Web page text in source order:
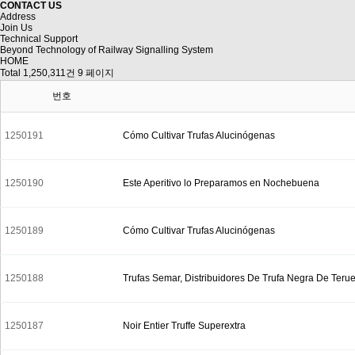
CONTACT US
Address
Join Us
Technical Support
Beyond Technology of Railway Signalling System
HOME
Total 1,250,311건 9 페이지
번호
1250191 Cómo Cultivar Trufas Alucinógenas
1250190 Este Aperitivo lo Preparamos en Nochebuena
1250189 Cómo Cultivar Trufas Alucinógenas
1250188 Trufas Semar, Distribuidores De Trufa Negra De
1250187 Noir Entier Truffe Superextra